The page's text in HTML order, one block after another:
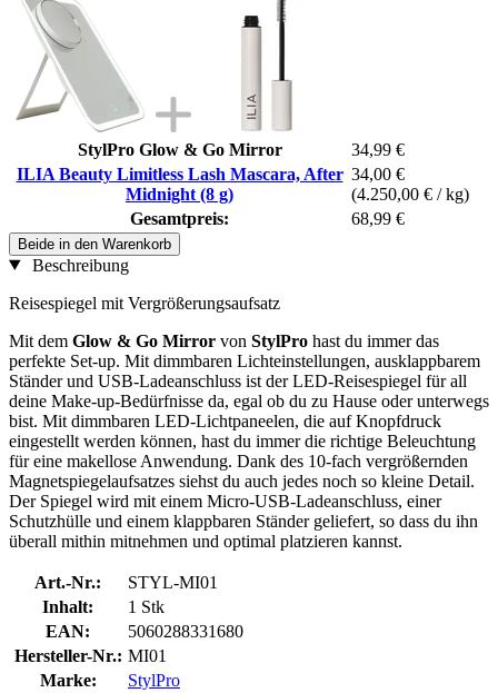
StylPro Glow & Go Mirror
34,99 €
ILIA Beauty Limitless Lash Mascara, After
Midnight (8 g)
34,00 €
(4.250,00 € / kg)
Gesamtpreis:
68,99 €
Beide in den Warenkorb
Beschreibung
Reisespiegel mit Vergrößerungsaufsatz
Mit dem Glow & Go Mirror von StylPro hast du immer das
perfekte Set-up. Mit dimmbaren Lichteinstellungen, ausklappbarem
Ständer und USB-Ladeanschluss ist der LED-Reisespiegel für all
deine Make-up-Bedürfnisse da, egal ob du zu Hause oder unterwegs
bist. Mit dimmbaren LED-Lichtpaneelen, die auf Knopfdruck
eingestellt werden können, hast du immer die richtige Beleuchtung
für eine makellose Anwendung. Dank des 10-fach vergrößernden
Magnetspiegelaufsatzes siehst du auch jedes noch so kleine Detail.
Der Spiegel wird mit einem Micro-USB-Ladeanschluss, einer
Schutzhülle und einem klappbaren Ständer geliefert, so dass du ihn
überall mithin mitnehmen und optimal platzieren kannst.
Art.-Nr.:
STYL-MI01
Inhalt:
1 Stk
EAN:
5060288331680
Hersteller-Nr.: MI01
Marke:
StylPro